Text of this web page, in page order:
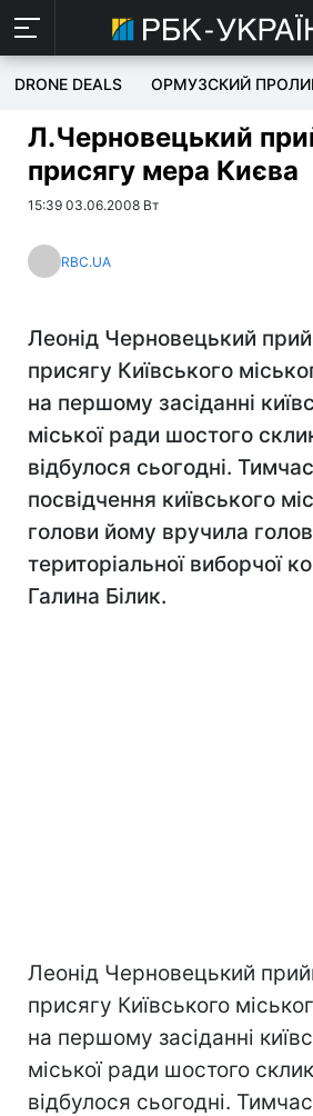
DRONE DEALS ОРМУЗСКИЙ
Л.Черновецький
присягу мера Києва
15:39 03.06.2008 Вт
RBC.UA
Леонід Черновецький
присягу Київського
на першому засіданні
міської ради шостого
відбулося сьогодні.
посвідчення київського
голови йому вручила
територіальної виборчої
Галина Білик.
Леонід Черновецький
присягу Київського
на першому засіданні
міської ради шостого
відбулося сьогодні.